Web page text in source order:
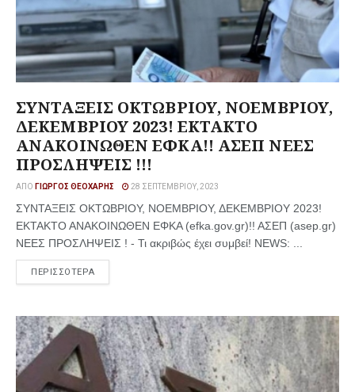
ΣΥΝΤΑΞΕΙΣ ΟΚΤΩΒΡΙΟΥ, ΝΟΕΜΒΡΙΟΥ,
ΔΕΚΕΜΒΡΙΟΥ 2023! ΕΚΤΑΚΤΟ
ΑΝΑΚΟΙΝΩΘΕΝ ΕΦΚΑ!! ΑΣΕΠ ΝΕΕΣ
ΠΡΟΣΛΗΨΕΙΣ !!!
ΑΠΌ ΓΙΏΡΓΟΣ ΘΕΟΧΆΡΗΣ 28 ΣΕΠΤΕΜΒΡΊΟΥ, 2023
ΣΥΝΤΑΞΕΙΣ ΟΚΤΩΒΡΙΟΥ, ΝΟΕΜΒΡΙΟΥ, ΔΕΚΕΜΒΡΙΟΥ 2023!
ΕΚΤΑΚΤΟ ΑΝΑΚΟΙΝΩΘΕΝ ΕΦΚΑ (efka.gov.gr)!! ΑΣΕΠ (asep.gr)
ΝΕΕΣ ΠΡΟΣΛΗΨΕΙΣ ! - Τι ακριβώς έχει συμβεί! NEWS: ...
ΠΕΡΙΣΣΟΤΕΡΑ